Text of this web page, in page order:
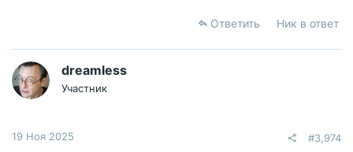
Ответить Ник в ответ
dreamless
Участник
19 Ноя 2025 #3,974